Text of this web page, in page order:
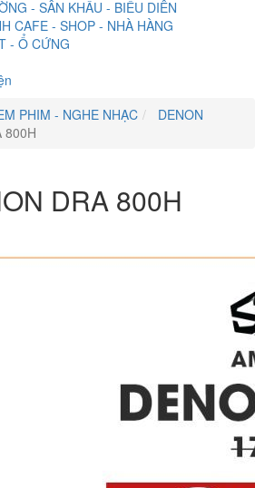
- SÂN KHẤU - BIỂU DIỄN
CAFE - SHOP - NHÀ HÀNG
- Ổ CỨNG
PHIM - NGHE NHẠC
DENON
800H
DRA 800H